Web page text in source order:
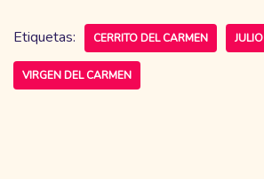
Etiquetas: CERRITO DEL CARMEN JULIO
VIRGEN DEL CARMEN